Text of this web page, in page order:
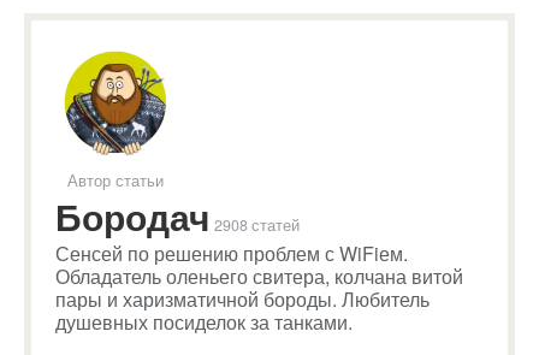
Автор статьи
Бородач 2908 статей
Сенсей по решению проблем с WiFiем.
Обладатель оленьего свитера, колчана витой
пары и харизматичной бороды. Любитель
душевных посиделок за танками.